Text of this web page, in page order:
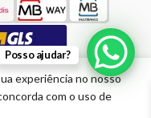
experiência no nosso
com o uso de
Posso ajudar?